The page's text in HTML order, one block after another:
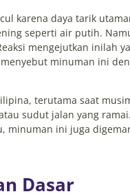
karena daya tarik
seperti air putih.
mengejutkan inilah
minuman ini
terutama saat
sudut jalan yang
minuman ini juga
Dasar